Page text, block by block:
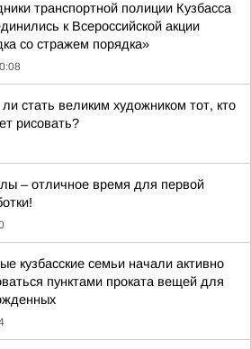
транспортной полиции Кузбасса
к Всероссийской акции
со стражем порядка»
стать великим художником тот, кто
рисовать?
– отличное время для первой
кузбасские семьи начали активно
пунктами проката вещей для